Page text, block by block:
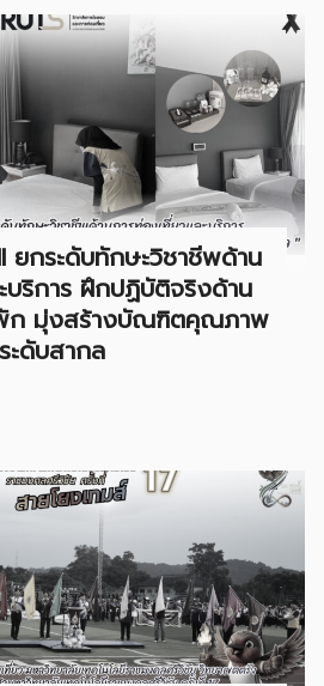
ยกระดับทักษะวิชาชีพด้าน
บริการ ฝึกปฏิบัติจริงด้าน
ก มุ่งสร้างบัณฑิตคุณภาพ
ดับสากล